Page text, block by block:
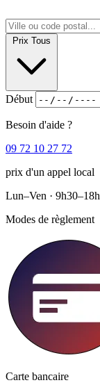
Prix Tous
Début
Besoin d'aide ?
09 72 10 27 72
prix d'un appel local
Lun–Ven · 9h30–18h
Modes de règlement
Carte bancaire